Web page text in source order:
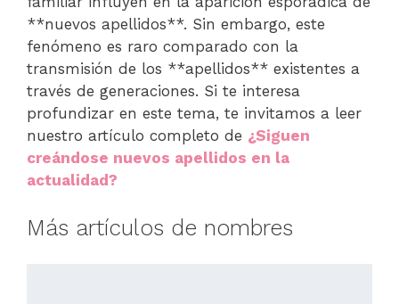
**nuevos apellidos**. Sin embargo, este
fenómeno es raro comparado con la
transmisión de los **apellidos** existentes a
través de generaciones. Si te interesa
profundizar en este tema, te invitamos a leer
nuestro artículo completo de ¿Siguen
creándose nuevos apellidos en la
actualidad?
Más artículos de nombres